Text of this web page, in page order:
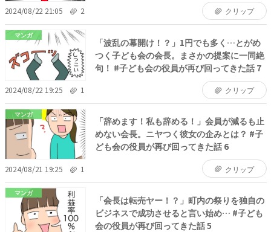
2024/08/22 21:05 2 クリップ
マンガ
「波乱の幕開け！？」1円でも多く…とがめ
つく子ども会の会長。まさかの提案に一同絶
句！ #子ども会の役員が再び回ってきた話 7
2024/08/22 19:25 1 クリップ
マンガ
「辞めます！私も辞める！」会員が減るも止
めない会長。ニヤつく彼女の企みとは？ #子
ども会の役員が再び回ってきた話 6
2024/08/21 19:25 1 クリップ
マンガ
「会長は転売ヤー！？」町内の祭りを独自の
ビジネスで成功させると言い始め… #子ども
会の役員が再び回ってきた話 5